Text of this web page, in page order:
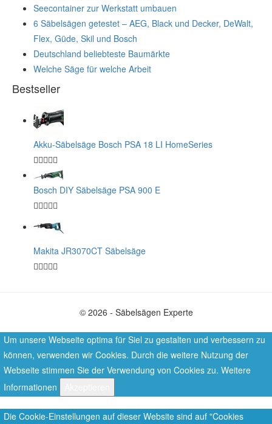
Seecontainer zur Werkstatt umbauen
6 Säbelsägen getestet – AEG, Black und Decker, DeWalt,
Flex, Güde, Skil und Bosch
Deutschland beliebteste Baumärkte
Welche Säge für welche Arbeit
Bestseller
Akku-Säbelsäge Bosch PSA 18 LI HomeSeries
Bosch DIY Säbelsäge PSA 900 E
Makita JR3070CT Säbelsäge
© 2026 - Säbelsägen Experte
Um unsere Webseite optima für Siel zu gestalten und verbessern zu
können, verwenden wir Cookies. Durch die weitere Nutzung der
Webseite stimmen Sie der Verwendung von Cookies zu. Weitere
Informationen
Die Cookie-Einstellungen auf dieser Website sind auf "Cookies